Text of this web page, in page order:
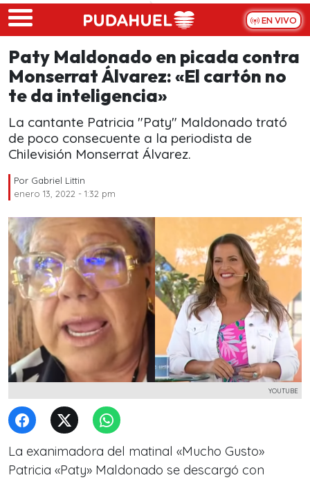
Skip to main content
EN VIVO
Paty Maldonado en picada contra
Monserrat Álvarez: «El cartón no
te da inteligencia»
La cantante Patricia "Paty" Maldonado trató
de poco consecuente a la periodista de
Chilevisión Monserrat Álvarez.
Por Gabriel Littin
enero 13, 2022 - 1:32 pm
YOUTUBE
La exanimadora del matinal «Mucho Gusto»
Patricia «Paty» Maldonado se descargó con